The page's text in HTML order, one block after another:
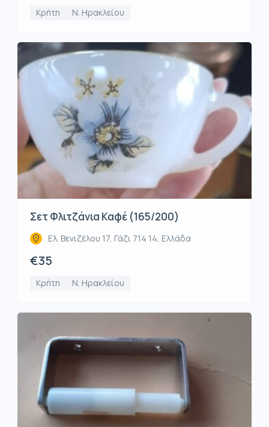
Κρήτη Ν. Ηρακλείου
Σετ Φλιτζάνια Καφέ (165/200)
Ελ. Βενιζέλου 17, Γάζι 714 14, Ελλάδα
€35
Κρήτη Ν. Ηρακλείου